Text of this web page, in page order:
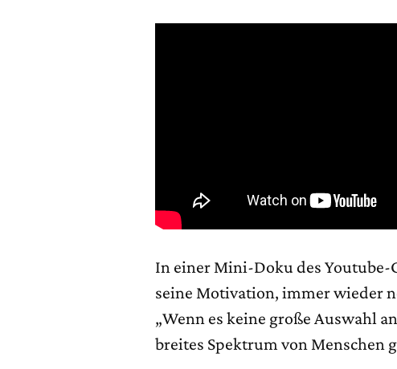
In einer Mini-Doku des Youtube-
seine Motivation, immer wieder
„Wenn es keine große Auswahl
breites Spektrum von Menschen